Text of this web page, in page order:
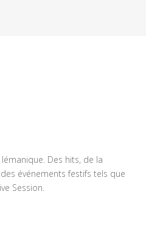
Des hits, de la
événements festifs tels que
Session.